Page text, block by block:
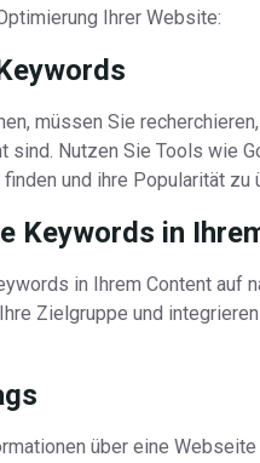
Ihrer Website:
müssen Sie
sind. Nutzen Sie Tools wie
und ihre Popularität zu
Keywords in
in Ihrem Content auf
Zielgruppe und
über eine